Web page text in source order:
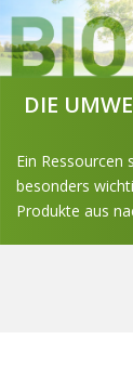
DIE
Ein Ressourcen
besonders
Produkte aus